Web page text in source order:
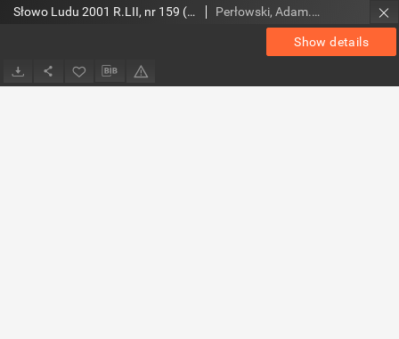
Show details
Słowo Ludu 2001 R.LII, nr 159 (Ostrowiec, Starachowice, Skarżysko, Końskie, Ponidzie, Jędrzejów, Włoszczowa, Sandomierz, Staszów, Opatów) Perłowski, Adam. Red.